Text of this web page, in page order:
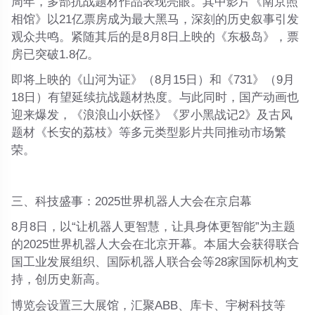
相馆》以21亿票房成为最大黑马 ，深刻的历史叙事引发
观众共鸣。紧随其后的是8月8日上映的《东极岛》，票
房已突破1.8亿。
即将上映的《山河为证》（8月15日）和《731》（9月
18日）有望延续抗战题材热度。与此同时， 国产动画也
迎来爆发 ，《浪浪山小妖怪》《罗小黑战记2》及古风
题材《长安的荔枝》等多元类型影片共同推动市场繁
荣。
三、科技盛事：2025世界机器人大会在京启幕
8月8日，以“让机器人更智慧，让具身体更智能”为主题
的2025世界机器人大会在北京开幕。本届大会获得联合
国工业发展组织、国际机器人联合会等28家国际机构支
持 ，创历史新高。
博览会设置三大展馆，汇聚ABB、库卡、宇树科技等